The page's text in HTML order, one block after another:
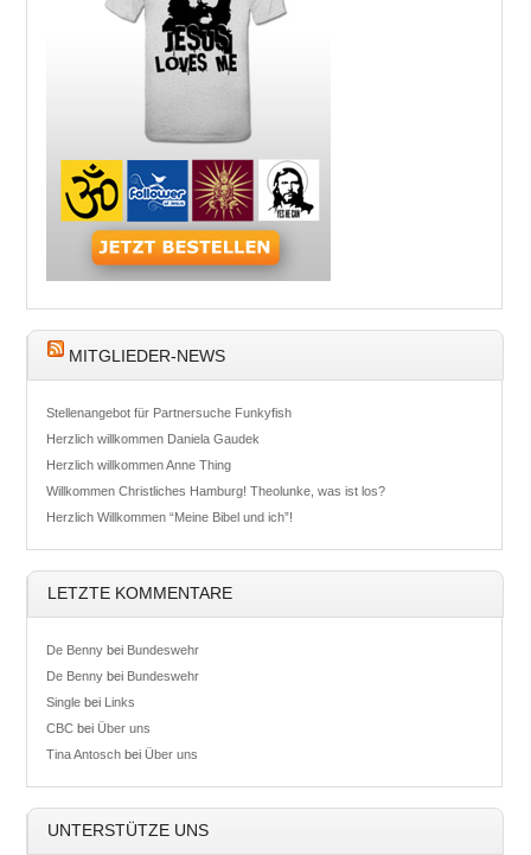
MITGLIEDER-NEWS
Stellenangebot für Partnersuche Funkyfish
Herzlich willkommen Daniela Gaudek
Herzlich willkommen Anne Thing
Willkommen Christliches Hamburg! Theolunke, was ist los?
Herzlich Willkommen “Meine Bibel und ich”!
LETZTE KOMMENTARE
De Benny bei Bundeswehr
De Benny bei Bundeswehr
Single bei Links
CBC beiÜber uns
Tina Antosch beiÜber uns
UNTERSTÜTZE UNS